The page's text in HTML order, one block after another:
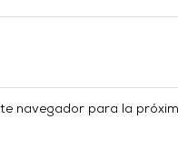
navegador para la